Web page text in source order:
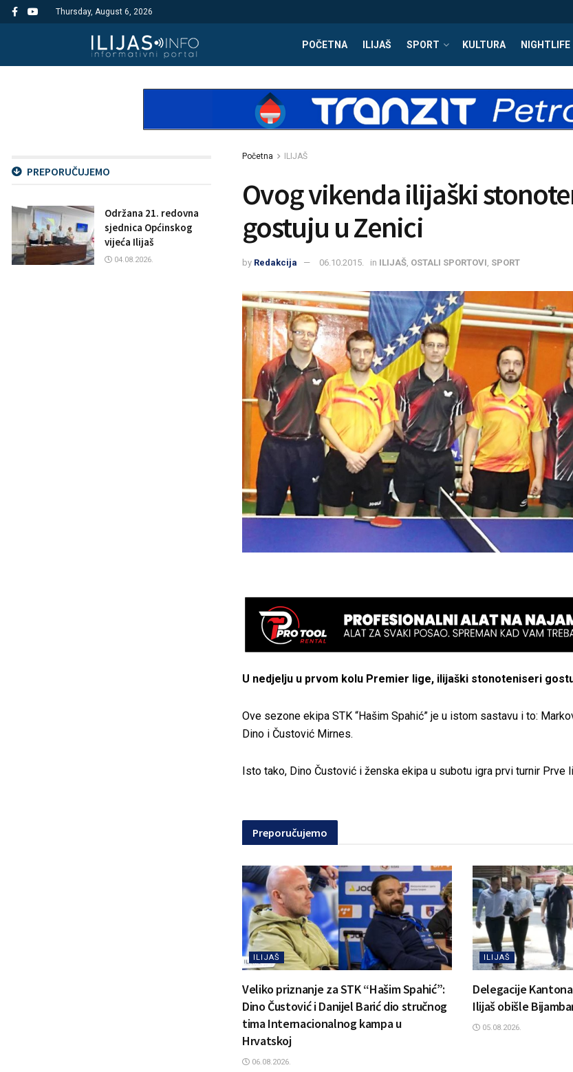
Thursday, August 6, 2026
POČETNA ILIJAŠ SPORT KULTURA NIGHTLIFE
Početna ILIJAŠ
Ovog vikenda ilijaški
gostuju u Zenici
by Redakcija 06.10.2015. in ILIJAŠ OSTALI SPORTOVI SPORT
U nedjelju u prvom kolu Premier lige, ilijaški stonoteniseri
Ove sezone ekipa STK “Hašim Spahić” je u istom sastavu i to:
Dino i Čustović Mirnes.
Isto tako, Dino Čustović i ženska ekipa u subotu igra prvi turnir Prve
Preporučujemo
ILIJAŠ
Veliko priznanje za STK “Hašim Spahić”:
Dino Čustović i Danijel Barić dio stručnog
tima Internacionalnog kampa u
Hrvatskoj
06.08.2026.
ILIJAŠ
Delegacije
Ilijaš obišle
05.08.2026.
PREPORUČUJEMO
Održana 21. redovna
sjednica Općinskog
vijeća Ilijaš
04.08.2026.